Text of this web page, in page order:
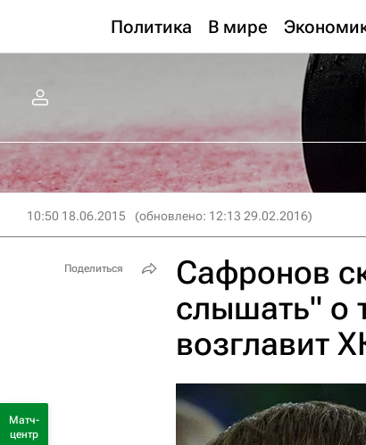
Политика В мире
10:50 18.06.2015 (обновлено: 12:13 29.02.2016)
Сафронов
слышать" о
возглавит
Поделиться
Матч-
центр